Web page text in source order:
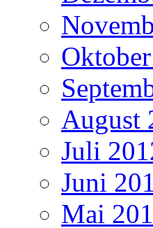
August
Juli
Juni
Mai